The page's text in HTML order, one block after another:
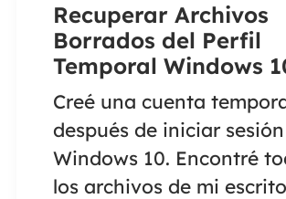
Recuperar Archivos
Borrados del Perfil
Temporal Windows
Creé una cuenta
después de iniciar
Windows 10. Encontré
los archivos de mi